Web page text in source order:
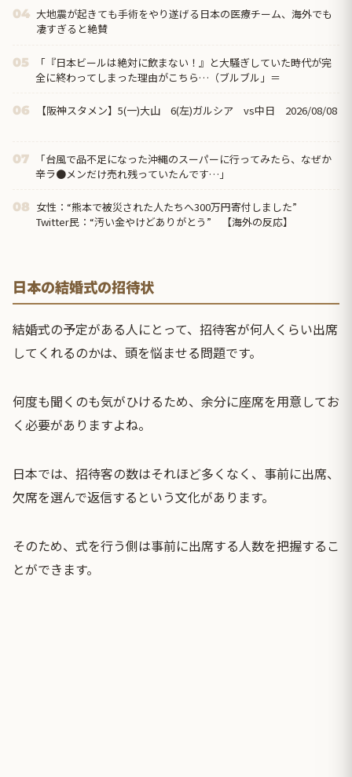
04 大地震が起きても手術をやり遂げる日本の医療チーム、海外でも
凄すぎると絶賛
05
「『日本ビールは絶対に飲まない！』と大騒ぎしていた時代が完
全に終わってしまった理由がこちら…（ブルブル」＝
06 【阪神スタメン】5(一)大山 6(左)ガルシア vs中日 2026/08/08
07
「台風で品不足になった沖縄のスーパーに行ってみたら、なぜか
辛ラ●メンだけ売れ残っていたんです…」
08 女性：“熊本で被災された人たちへ300万円寄付しました”
Twitter民：“汚い金やけどありがとう” 【海外の反応】
日本の結婚式の招待状
結婚式の予定がある人にとって、招待客が何人くらい出席
してくれるのかは、頭を悩ませる問題です。
何度も聞くのも気がひけるため、余分に座席を用意してお
く必要がありますよね。
日本では、招待客の数はそれほど多くなく、事前に出席、
欠席を選んで返信するという文化があります。
そのため、式を行う側は事前に出席する人数を把握するこ
とができます。